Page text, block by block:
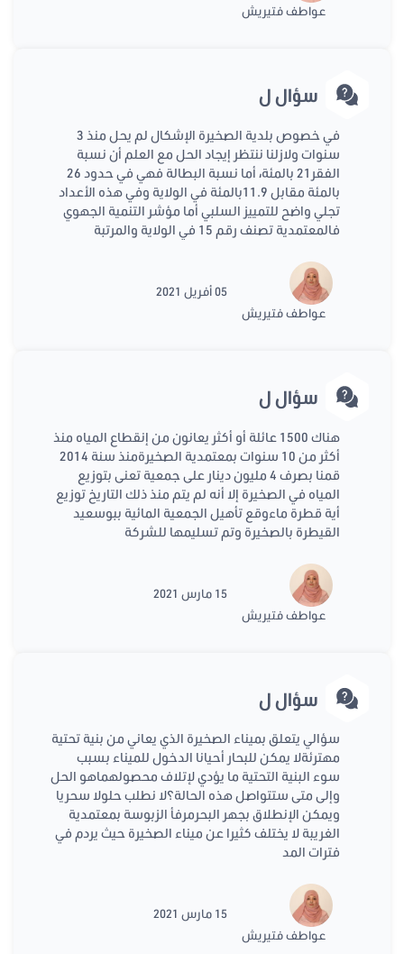
عواطف فتيريش
سؤال ل
في خصوص بلدية الصخيرة الإشكال لم يحل منذ 3
سنوات ولازلنا ننتظر إيجاد الحل مع العلم أن نسبة
الفقر21 بالمئة، أما نسبة البطالة فهي في حدود 26
بالمئة مقابل 11.9بالمئة في الولاية وفي هذه الأعداد
تجلي واضح للتمييز السلبي أما مؤشر التنمية الجهوي
فالمعتمدية تصنف رقم 15 في الولاية والمرتبة
عواطف فتيريش
05 أفريل 2021
سؤال ل
هناك 1500 عائلة أو أكثر يعانون من إنقطاع المياه منذ
أكثر من 10 سنوات بمعتمدية الصخيرةمنذ سنة 2014
قمنا بصرف 4 مليون دينار على جمعية تعنى بتوزيع
المياه في الصخيرة إلا أنه لم يتم منذ ذلك التاريخ توزيع
أية قطرة ماءوقع تأهيل الجمعية المائية ببوسعيد
القيطرة بالصخيرة وتم تسليمها للشركة
عواطف فتيريش
15 مارس 2021
سؤال ل
سؤالي يتعلق بميناء الصخيرة الذي يعاني من بنية تحتية
مهترئةلا يمكن للبحار أحيانا الدخول للميناء بسبب
سوء البنية التحتية ما يؤدي لإتلاف محصولهماهو الحل
وإلى متى ستتواصل هذه الحالة؟لا نطلب حلولا سحريا
ويمكن الإنطلاق بجهر البحرمرفأ الزبوسة بمعتمدية
الغريبة لا يختلف كثيرا عن ميناء الصخيرة حيث يردم في
فترات المد
عواطف فتيريش
15 مارس 2021